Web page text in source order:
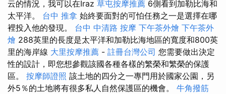
云的情況，我可以在Iraz 草屯按摩推薦 6側看到加勒比海和
太平洋。 台中 推拿 始終要面對的可怕任務之一是選擇在哪
裡投入他的發現。 台中 中清路 按摩 下午茶外燴 下午茶外
燴 288英里的長度是太平洋和加勒比海地區的寬度和800英
里的海岸線 大里按摩推薦 - 註冊台灣公司 您需要做出決定
性的設計，即您想參觀該國各種各樣的繁榮和繁榮的保護
區。 按摩師證照 該土地的四分之一專門用於國家公園，另
外5％的土地將有很多私人自然保護區的機會。 牛角撥筋